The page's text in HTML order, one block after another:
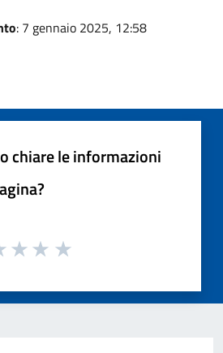
: 7 gennaio 2025, 12:58
chiare le informazioni